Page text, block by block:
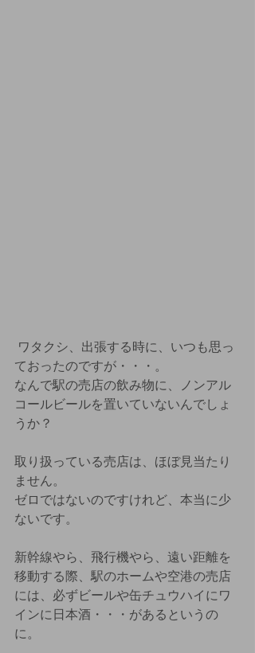
ておったのですが・・・。
なんで駅の売店の飲み物に、ノンアル
コールビールを置いていないんでしょ
うか？
取り扱っている売店は、ほぼ見当たり
ません。
ゼロではないのですけれど、本当に少
ないです。
新幹線やら、飛行機やら、遠い距離を
移動する際、駅のホームや空港の売店
には、必ずビールや缶チュウハイにワ
インに日本酒・・・があるというの
に。